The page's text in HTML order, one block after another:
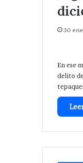
30
En ese
delito